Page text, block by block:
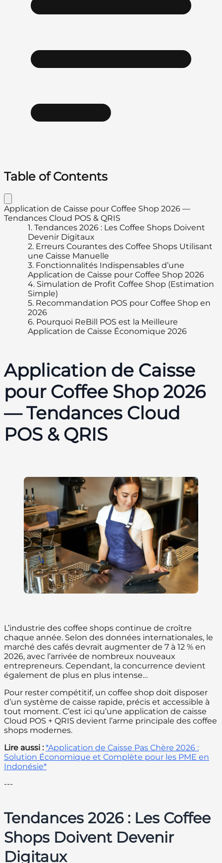
Table of Contents
Application de Caisse pour Coffee Shop 2026 —
Tendances Cloud POS & QRIS
1. Tendances 2026 : Les Coffee Shops Doivent
Devenir Digitaux
2. Erreurs Courantes des Coffee Shops Utilisant
une Caisse Manuelle
3. Fonctionnalités Indispensables d’une
Application de Caisse pour Coffee Shop 2026
4. Simulation de Profit Coffee Shop (Estimation
Simple)
5. Recommandation POS pour Coffee Shop en
2026
6. Pourquoi ReBill POS est la Meilleure
Application de Caisse Économique 2026
Application de Caisse
pour Coffee Shop 2026
— Tendances Cloud
POS & QRIS
L’industrie des coffee shops continue de croître
chaque année. Selon des données internationales, le
marché des cafés devrait augmenter de 7 à 12 % en
2026, avec l’arrivée de nombreux nouveaux
entrepreneurs. Cependant, la concurrence devient
également de plus en plus intense…
Pour rester compétitif, un coffee shop doit disposer
d’un système de caisse rapide, précis et accessible à
tout moment. C’est ici qu’une application de caisse
Cloud POS + QRIS devient l’arme principale des coffee
shops modernes.
Lire aussi : *Application de Caisse Pas Chère 2026 :
Solution Économique et Complète pour les PME en
Indonésie*
---
Tendances 2026 : Les Coffee
Shops Doivent Devenir
Digitaux